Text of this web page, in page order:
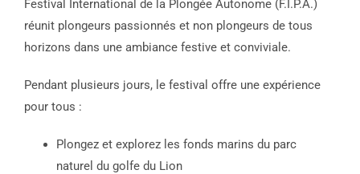
Festival International de la Plongée Autonome (F.I.P.A.)
réunit plongeurs passionnés et non plongeurs de tous
horizons dans une ambiance festive et conviviale.
Pendant plusieurs jours, le festival offre une expérience
pour tous :
Plongez et explorez les fonds marins du parc
naturel du golfe du Lion